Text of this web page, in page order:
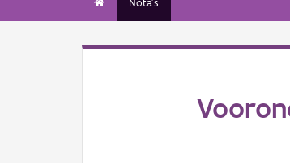
Nota's